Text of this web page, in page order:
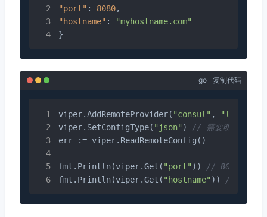
"port" : 8080,
"hostname" :
"myhostname.com"
}
go 复制代码
viper.AddRemoteProvider( "consul" ,
viper.SetConfigType( "json" )
// 需要明确将其
err := viper.ReadRemoteConfig()
fmt.Println(viper.Get( "port" ))
// 8080
fmt.Println(viper.Get( "hostname" )) //